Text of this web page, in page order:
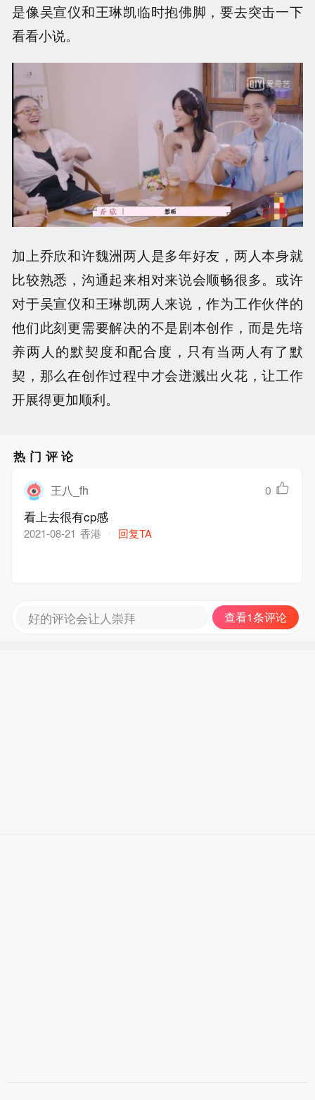
是像吴宣仪和王琳凯临时抱佛脚，要去突击一下
看看小说。
加上乔欣和许魏洲两人是多年好友，两人本身就
比较熟悉，沟通起来相对来说会顺畅很多。或许
对于吴宣仪和王琳凯两人来说，作为工作伙伴的
他们此刻更需要解决的不是剧本创作，而是先培
养两人的默契度和配合度，只有当两人有了默
契，那么在创作过程中才会迸溅出火花，让工作
开展得更加顺利。
热门评论
王八_fh 0
看上去很有cp感
2021-08-21 香港 回复TA
好的评论会让人崇拜 查看1条评论